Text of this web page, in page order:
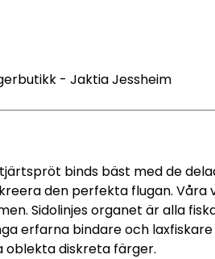
- Jaktia Jessheim
binds bäst med de
den perfekta flugan. Våra
Sidolinjes organet är alla
erfarna bindare och
oblekta diskreta färger.